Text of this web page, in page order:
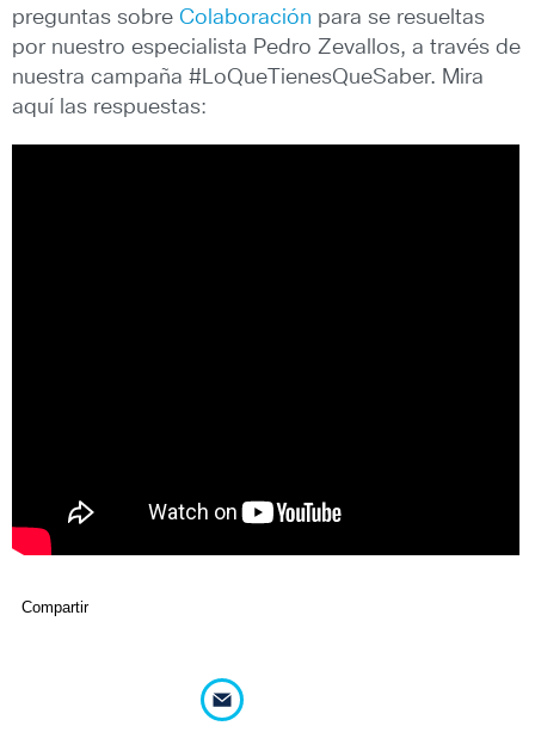
preguntas sobre Colaboración para se resueltas
por nuestro especialista Pedro Zevallos, a través de
nuestra campaña #LoQueTienesQueSaber. Mira
aquí las respuestas:
Compartir